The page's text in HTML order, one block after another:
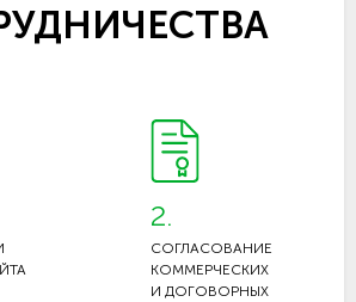
2.
СОГЛАСОВАНИЕ
КОММЕРЧЕСКИХ
И ДОГОВОРНЫХ